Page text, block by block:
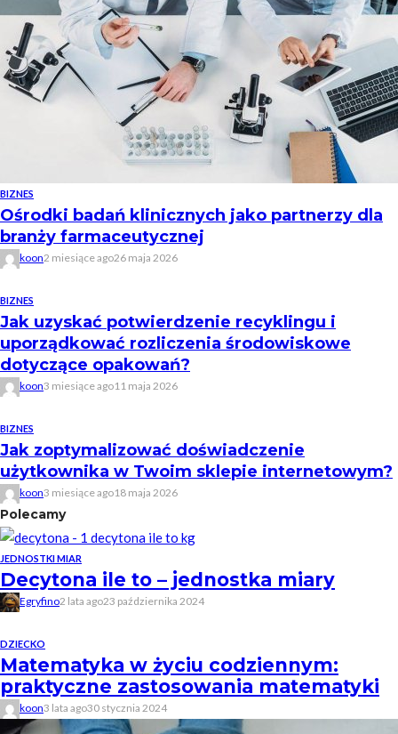
BIZNES
Ośrodki badań klinicznych jako partnerzy dla
branży farmaceutycznej
koon2 miesiące ago26 maja 2026
BIZNES
Jak uzyskać potwierdzenie recyklingu i
uporządkować rozliczenia środowiskowe
dotyczące opakowań?
koon3 miesiące ago11 maja 2026
BIZNES
Jak zoptymalizować doświadczenie
użytkownika w Twoim sklepie internetowym?
koon3 miesiące ago18 maja 2026
Polecamy
JEDNOSTKI MIAR
Decytona ile to – jednostka miary
Egryfino2 lata ago23 października 2024
DZIECKO
Matematyka w życiu codziennym:
praktyczne zastosowania matematyki
koon3 lata ago30 stycznia 2024